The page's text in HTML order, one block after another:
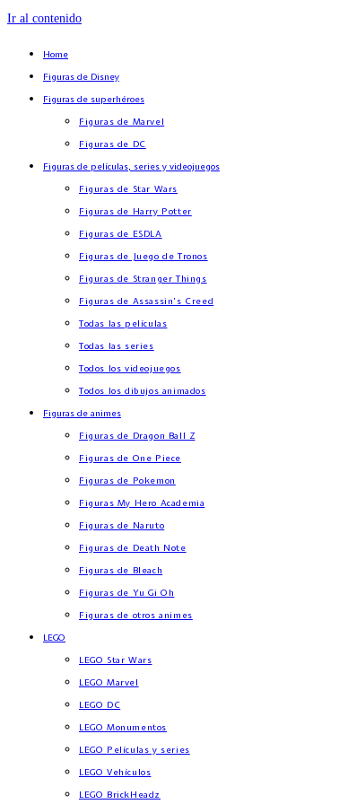
Ir al contenido
Home
Figuras de Disney
Figuras de superhéroes
Figuras de Marvel
Figuras de DC
Figuras de películas, series y videojuegos
Figuras de Star Wars
Figuras de Harry Potter
Figuras de ESDLA
Figuras de Juego de Tronos
Figuras de Stranger Things
Figuras de Assassin’s Creed
Todas las películas
Todas las series
Todos los videojuegos
Todos los dibujos animados
Figuras de animes
Figuras de Dragon Ball Z
Figuras de One Piece
Figuras de Pokemon
Figuras My Hero Academia
Figuras de Naruto
Figuras de Death Note
Figuras de Bleach
Figuras de Yu Gi Oh
Figuras de otros animes
LEGO
LEGO Star Wars
LEGO Marvel
LEGO DC
LEGO Monumentos
LEGO Películas y series
LEGO Vehículos
LEGO BrickHeadz